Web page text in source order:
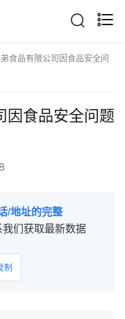
食品有限公司因食品安全问
因食品安全问题
/地址的完整
们获取最新数据
制